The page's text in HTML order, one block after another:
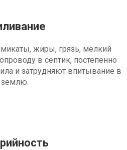
жиры, грязь, мелкий
в септик, постепенно
и затрудняют впитывание в
землю.